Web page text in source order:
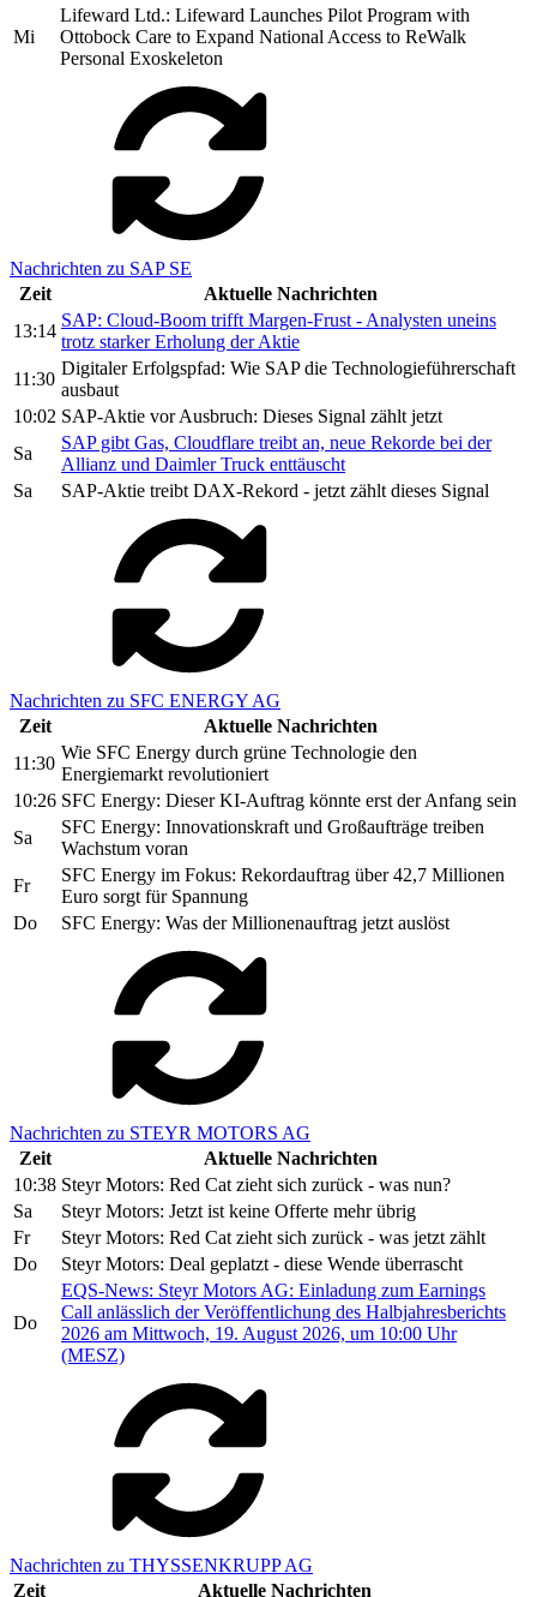
Mi
Lifeward Ltd.: Lifeward Launches Pilot Program with
Ottobock Care to Expand National Access to ReWalk
Personal Exoskeleton
Nachrichten zu SAP SE
Zeit
Aktuelle Nachrichten
13:14
SAP: Cloud-Boom trifft Margen-Frust - Analysten uneins
trotz starker Erholung der Aktie
11:30
Digitaler Erfolgspfad: Wie SAP die Technologieführerschaft
ausbaut
10:02 SAP-Aktie vor Ausbruch: Dieses Signal zählt jetzt
Sa
SAP gibt Gas, Cloudflare treibt an, neue Rekorde bei der
Allianz und Daimler Truck enttäuscht
Sa
SAP-Aktie treibt DAX-Rekord - jetzt zählt dieses Signal
Nachrichten zu SFC ENERGY AG
Zeit
Aktuelle Nachrichten
11:30
Wie SFC Energy durch grüne Technologie den
Energiemarkt revolutioniert
10:26 SFC Energy: Dieser KI-Auftrag könnte erst der Anfang sein
Sa
SFC Energy: Innovationskraft und Großaufträge treiben
Wachstum voran
Fr
SFC Energy im Fokus: Rekordauftrag über 42,7 Millionen
Euro sorgt für Spannung
Do
SFC Energy: Was der Millionenauftrag jetzt auslöst
Nachrichten zu STEYR MOTORS AG
Zeit
Aktuelle Nachrichten
10:38 Steyr Motors: Red Cat zieht sich zurück - was nun?
Sa
Steyr Motors: Jetzt ist keine Offerte mehr übrig
Fr
Steyr Motors: Red Cat zieht sich zurück - was jetzt zählt
Do
Steyr Motors: Deal geplatzt - diese Wende überrascht
Do
EQS-News: Steyr Motors AG: Einladung zum Earnings
Call anlässlich der Veröffentlichung des Halbjahresberichts
2026 am Mittwoch, 19. August 2026, um 10:00 Uhr
(MESZ)
Nachrichten zu THYSSENKRUPP AG
Zeit
Aktuelle Nachrichten